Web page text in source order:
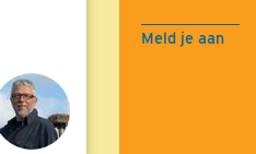
Meld je aan